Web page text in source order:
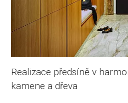
Realizace předsíně v
kamene a dřeva